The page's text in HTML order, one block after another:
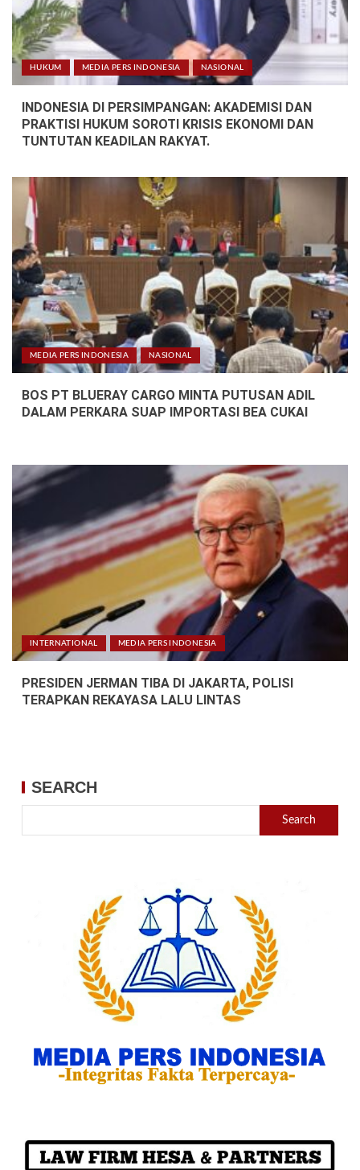
HUKUM MEDIA PERS INDONESIA NASIONAL
INDONESIA DI PERSIMPANGAN: AKADEMISI DAN
PRAKTISI HUKUM SOROTI KRISIS EKONOMI DAN
TUNTUTAN KEADILAN RAKYAT.
MEDIA PERS INDONESIA NASIONAL
BOS PT BLUERAY CARGO MINTA PUTUSAN ADIL
DALAM PERKARA SUAP IMPORTASI BEA CUKAI
INTERNATIONAL MEDIA PERS INDONESIA
PRESIDEN JERMAN TIBA DI JAKARTA, POLISI
TERAPKAN REKAYASA LALU LINTAS
SEARCH
Search